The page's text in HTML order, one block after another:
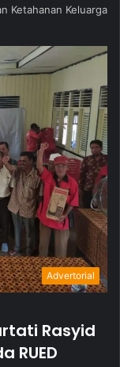
Ketahanan Keluarga
Advertorial
Rasyid
RUED